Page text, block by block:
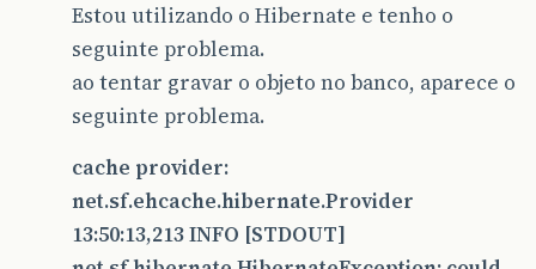
Estou utilizando o Hibernate e tenho o
seguinte problema.
ao tentar gravar o objeto no banco, aparece o
seguinte problema.
cache provider:
net.sf.ehcache.hibernate.Provider
13:50:13,213 INFO [STDOUT]